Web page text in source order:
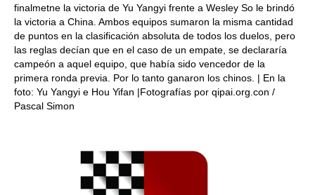
finalmetne la victoria de Yu Yangyi frente a Wesley So le brindó
la victoria a China. Ambos equipos sumaron la misma cantidad
de puntos en la clasificación absoluta de todos los duelos, pero
las reglas decían que en el caso de un empate, se declararía
campeón a aquel equipo, que había sido vencedor de la
primera ronda previa. Por lo tanto ganaron los chinos. | En la
foto: Yu Yangyi e Hou Yifan |Fotografías por qipai.org.con /
Pascal Simon